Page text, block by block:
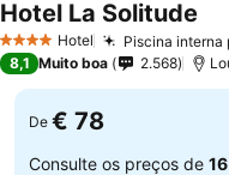
4 EstrelasHotel Piscina interna
Hotel La Solitude
8,1 Muito boa 2.568
De € 78
Consulte os preços de